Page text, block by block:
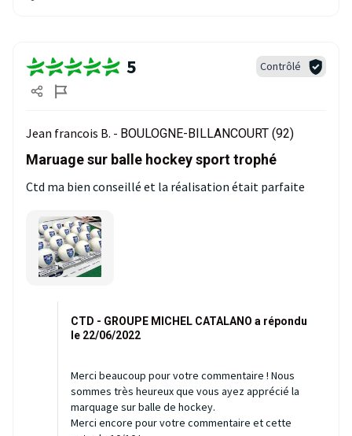
5 Contrôlé
Jean francois B. - BOULOGNE-BILLANCOURT (92)
Maruage sur balle hockey sport trophé
Ctd ma bien conseillé et la réalisation était parfaite
CTD - GROUPE MICHEL CATALANO a répondu
le 22/06/2022
Merci beaucoup pour votre commentaire ! Nous
sommes très heureux que vous ayez apprécié la
marquage sur balle de hockey.
Merci encore pour votre commentaire et cette